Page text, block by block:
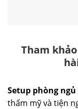
Tham
Setup phòng ngủ
thẩm mỹ và tiện